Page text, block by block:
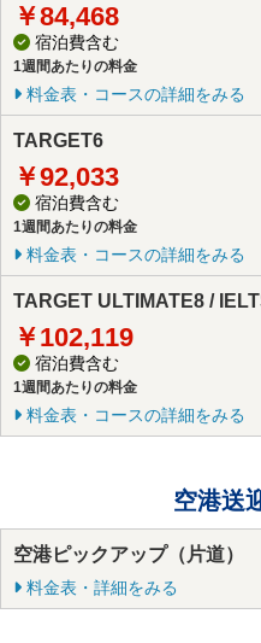
￥84,468
宿泊費含む
1週間あたりの料金
料金表・コースの詳細をみる
TARGET6
￥92,033
宿泊費含む
1週間あたりの料金
料金表・コースの詳細をみる
TARGET ULTIMATE8 /
￥102,119
宿泊費含む
1週間あたりの料金
料金表・コースの詳細をみる
空港送
空港ピックアップ（片道）
料金表・詳細をみる